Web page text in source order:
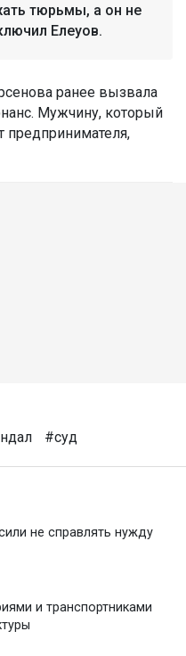
тюрьмы, а он не
Елеуов.
ранее вызвала
Мужчину, который
предпринимателя,
#суд
не справлять нужду
и транспортниками